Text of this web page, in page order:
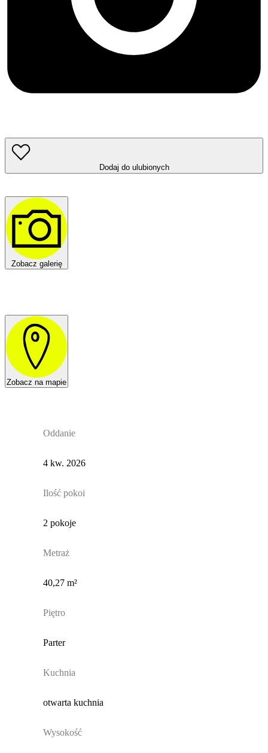
Dodaj do ulubionych
Zobacz galerię
Zobacz na mapie
Oddanie
4 kw. 2026
Ilość pokoi
2 pokoje
Metraż
40,27 m²
Piętro
Parter
Kuchnia
otwarta kuchnia
Wysokość